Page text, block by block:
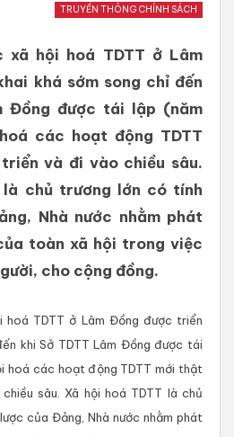
TRUYỀN THÔNG CHÍNH SÁCH
xã hội hoá TDTT ở Lâm
khá sớm song chỉ đến
Đồng được tái lập (năm
các hoạt động TDTT
và đi vào chiều sâu.
là chủ trương lớn có tính
Nhà nước nhằm phát
toàn xã hội trong việc
cho cộng đồng.
TDTT ở Lâm Đồng được triển
khi Sở TDTT Lâm Đồng được tái
hoá các hoạt động TDTT mới thật
sâu. Xã hội hoá TDTT là chủ
của Đảng, Nhà nước nhằm phát